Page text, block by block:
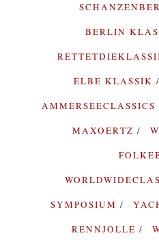
BERLIN
ELBE KLASSIK
AMMERSEECLASSICS
MAXOERTZ
SYMPOSIUM
RENNJOLLE